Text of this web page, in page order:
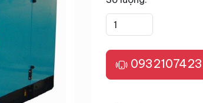
0932107423